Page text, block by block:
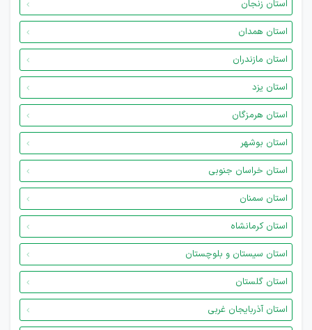
استان زنجان
استان همدان
استان مازندران
استان یزد
استان هرمزگان
استان بوشهر
استان خراسان جنوبی
استان سمنان
استان کرمانشاه
استان سیستان و بلوچستان
استان گلستان
استان آذربایجان غربی